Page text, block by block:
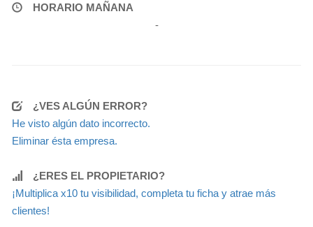
HORARIO MAÑANA
-
¿VES ALGÚN ERROR?
He visto algún dato incorrecto.
Eliminar ésta empresa.
¿ERES EL PROPIETARIO?
¡Multiplica x10 tu visibilidad, completa tu ficha y atrae más
clientes!